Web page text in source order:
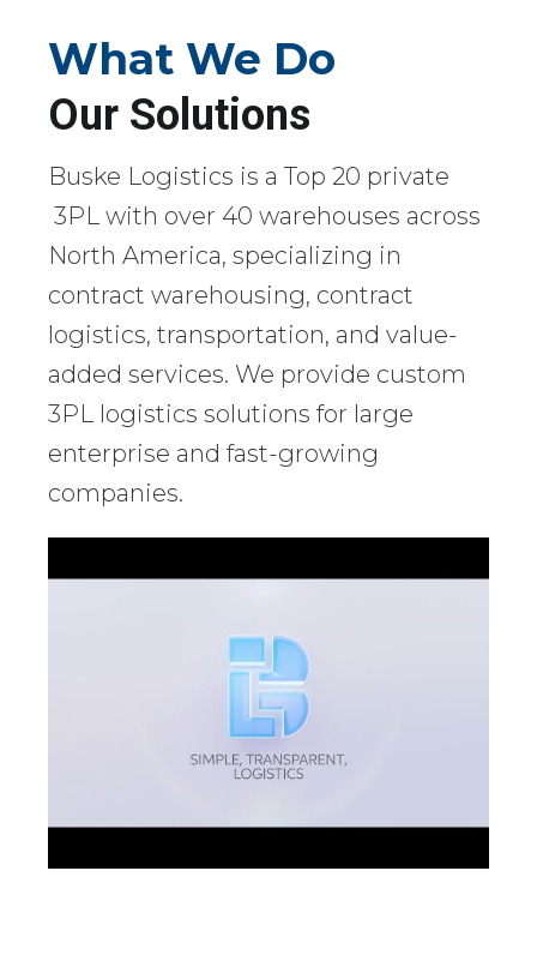
What We Do
Our Solutions
Buske Logistics is a Top 20 private
3PL with over 40 warehouses across
North America, specializing in
contract warehousing, contract
logistics, transportation, and value-
added services. We provide custom
3PL logistics solutions for large
enterprise and fast-growing
companies.